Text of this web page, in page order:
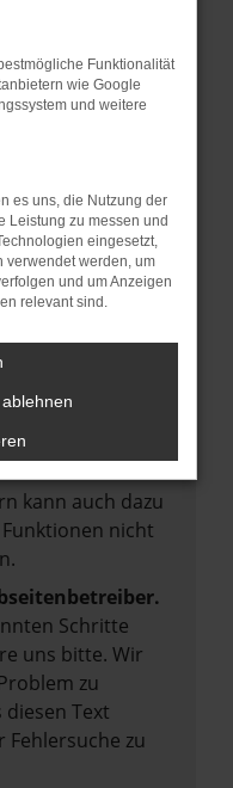
zum Beispiel
Werbeblocker,
Seiten
die Seite in einem
einem privaten
zu beheben.
neuesten Stand
nur ein
kann auch dazu
nicht
Schritte
uns bitte. Wir
zu
Text
Fehlersuche zu
Funktionalität
wie Google
und weitere
es uns, die Nutzung der
Leistung zu messen und
eingesetzt,
verwendet werden, um
und um Anzeigen
relevant sind.